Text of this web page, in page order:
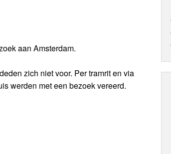
aan Amsterdam.
zich niet voor. Per tramrit en via
werden met een bezoek vereerd.